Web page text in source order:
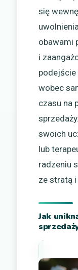
się
obawami
i
podejście
wobec
czasu na
swoich
lub
radzeniu
ze stratą
Jak